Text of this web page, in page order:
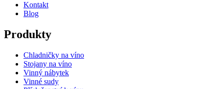
Kontakt
Blog
Produkty
Chladničky na víno
Stojany na víno
Vinný nábytek
Vinné sudy